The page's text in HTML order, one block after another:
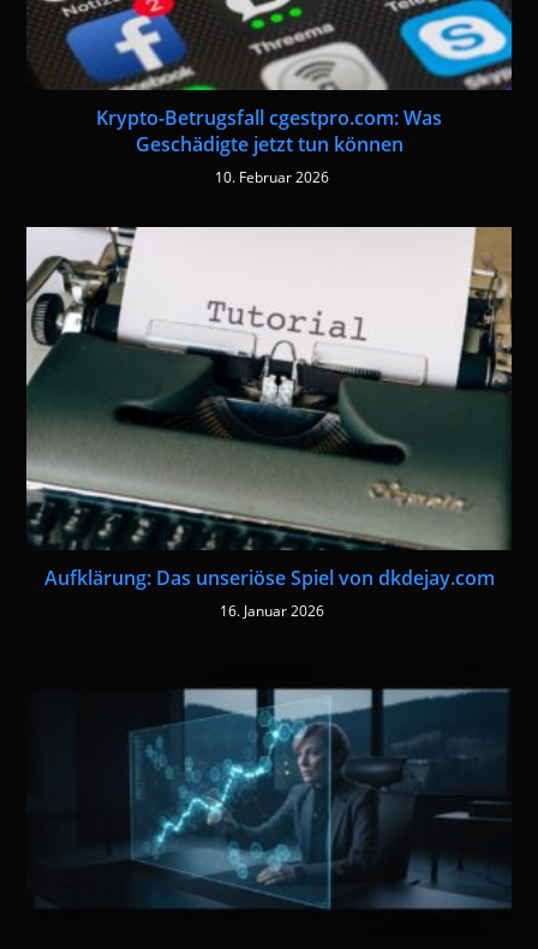
Krypto-Betrugsfall cgestpro.com: Was
Geschädigte jetzt tun können
10. Februar 2026
Aufklärung: Das unseriöse Spiel von dkdejay.com
16. Januar 2026